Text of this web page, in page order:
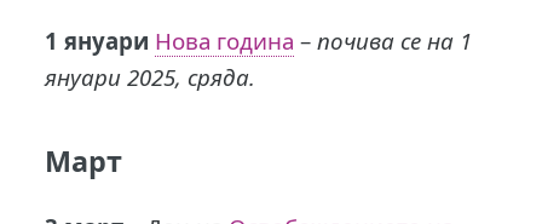
1 януари Нова година –почива се на 1
януари 2025, сряда.
Март